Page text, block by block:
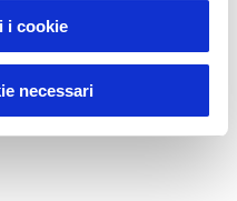
i cookie
necessari